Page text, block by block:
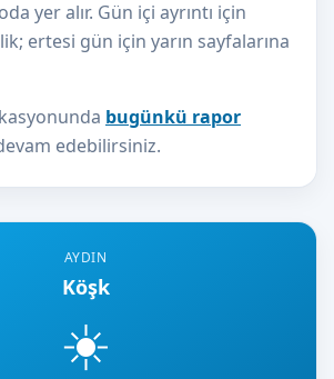
AYDIN
Köşk
☀️
yer alır. Gün içi ayrıntı için
ertesi gün için yarın sayfalarına
bugünkü rapor
edebilirsiniz.